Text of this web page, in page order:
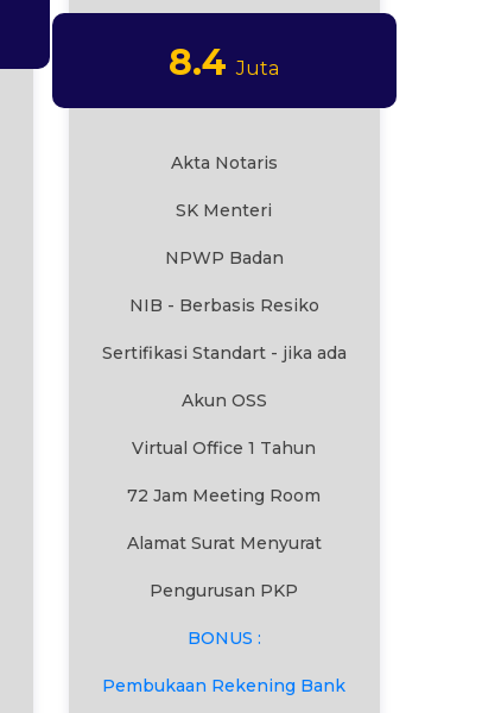
8.4Juta
Akta Notaris
SK Menteri
NPWP Badan
NIB - Berbasis Resiko
Sertifikasi Standart - jika ada
Akun OSS
Virtual Office 1 Tahun
72 Jam Meeting Room
Alamat Surat Menyurat
Pengurusan PKP
BONUS :
Pembukaan Rekening Bank